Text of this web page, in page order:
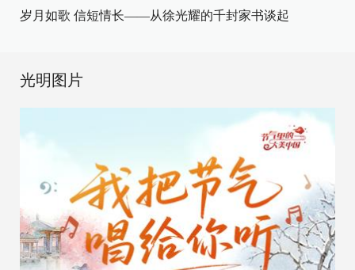
岁月如歌 信短情长——从徐光耀的千封家书谈起
光明图片